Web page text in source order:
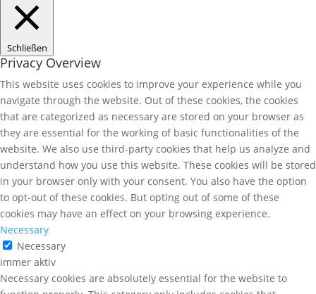
Schließen
Privacy Overview
This website uses cookies to improve your experience while you
navigate through the website. Out of these cookies, the cookies
that are categorized as necessary are stored on your browser as
they are essential for the working of basic functionalities of the
website. We also use third-party cookies that help us analyze and
understand how you use this website. These cookies will be stored
in your browser only with your consent. You also have the option
to opt-out of these cookies. But opting out of some of these
cookies may have an effect on your browsing experience.
Necessary
Necessary
immer aktiv
Necessary cookies are absolutely essential for the website to